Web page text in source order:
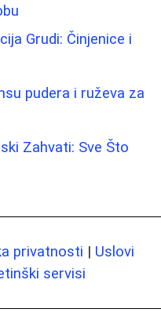
Grudi: Činjenice i
pudera i ruževa za
Zahvati: Sve Što
privatnosti | Uslovi
servisi